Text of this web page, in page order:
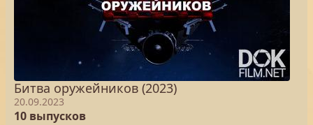
Битва оружейников (2023)
20.09.2023
10 выпусков